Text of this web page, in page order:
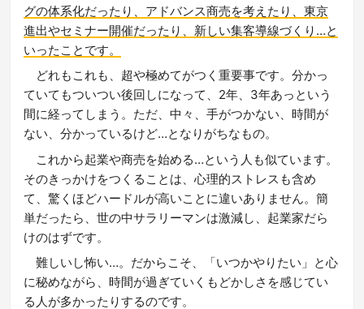
グの体系化だったり、アドバンス商売を考えたり、東京
進出やセミナー開催だったり、新しい集客導線づくり…と
いったことです。
どれもこれも、超や極めてがつく重要事です。分かっ
ていてもついつい後回しになって、2年、3年あっという
間に経ってしまう。ただ、中々、手がつかない、時間が
ない、分かっているけど…となりがちなもの。
これから起業や商売を始める…という人も似ています。
そのきっかけをつくることは、心理的ストレスも含め
て、驚くほどハードルが高いことに違いありません。簡
単だったら、世の中サラリーマンは激減し、起業家だら
けのはずです。
難しいし怖い…。だからこそ、「いつかやりたい」と心
に秘めながら、時間が過ぎていくもどかしさを感じてい
る人が多かったりするのです。